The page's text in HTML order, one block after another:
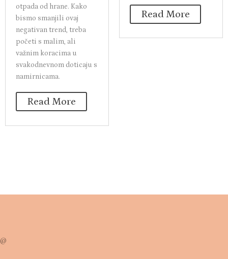
otpada od hrane. Kako
bismo smanjili ovaj
negativan trend, treba
početi s malim, ali
važnim koracima u
svakodnevnom doticaju s
namirnicama.
Read More
Read More
@